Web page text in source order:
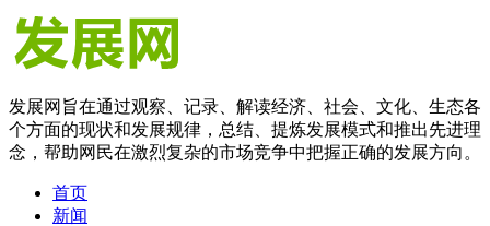
发展网旨在通过观察、记录、解读经济、社会、文化、生态各
个方面的现状和发展规律，总结、提炼发展模式和推出先进理
念，帮助网民在激烈复杂的市场竞争中把握正确的发展方向。
首页
新闻